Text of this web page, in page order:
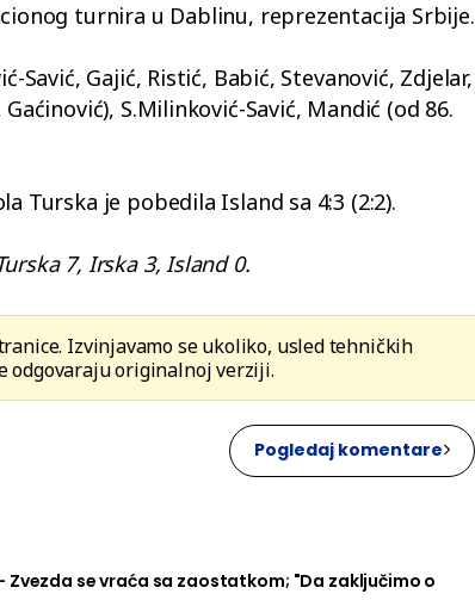
turnira u Dablinu, reprezentacija Srbije.
Savić, Gajić, Ristić, Babić, Stevanović, Zdjelar,
S.Milinković-Savić, Mandić (od 86.
Turska je pobedila Island sa 4:3 (2:2).
7, Irska 3, Island 0.
Izvinjavamo se ukoliko, usled tehničkih
odgovaraju originalnoj verziji.
Pogledaj komentare
se vraća sa zaostatkom; "Da zaključimo o